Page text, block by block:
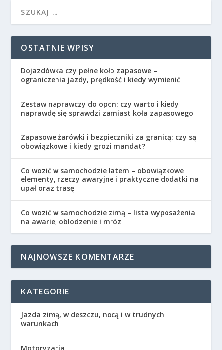
OSTATNIE WPISY
Dojazdówka czy pełne koło zapasowe –
ograniczenia jazdy, prędkość i kiedy wymienić
Zestaw naprawczy do opon: czy warto i kiedy
naprawdę się sprawdzi zamiast koła zapasowego
Zapasowe żarówki i bezpieczniki za granicą: czy są
obowiązkowe i kiedy grozi mandat?
Co wozić w samochodzie latem – obowiązkowe
elementy, rzeczy awaryjne i praktyczne dodatki na
upał oraz trasę
Co wozić w samochodzie zimą – lista wyposażenia
na awarie, oblodzenie i mróz
NAJNOWSZE KOMENTARZE
KATEGORIE
Jazda zimą, w deszczu, nocą i w trudnych
warunkach
Motoryzacja